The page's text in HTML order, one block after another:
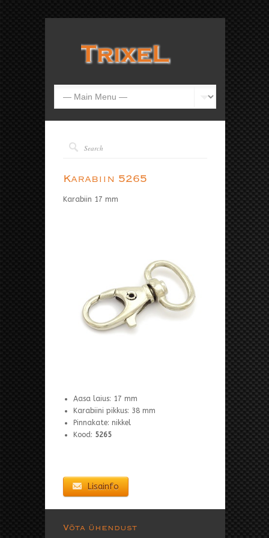
Karabiin 5265
Karabiin 17 mm
Aasa laius: 17 mm
Karabiini pikkus: 38 mm
Pinnakate: nikkel
Kood: 5265
Lisainfo
Võta ühendust